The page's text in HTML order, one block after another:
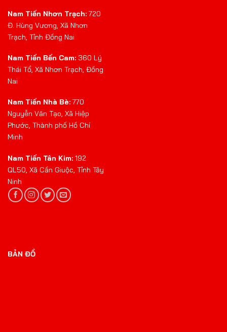
Nam Tiến Nhơn Trạch: 720
Đ. Hùng Vương, Xã Nhơn
Trạch, Tỉnh Đồng Nai
Nam Tiến Bến Cam: 360 Lý
Thái Tổ, Xã Nhơn Trạch, Đồng
Nai
Nam Tiến Nhà Bè: 770
Nguyễn Văn Tạo, Xã Hiệp
Phước, Thành phố Hồ Chí
Minh
Nam Tiến Tân Kim: 192
QL50, Xã Cần Giuộc, Tỉnh Tây
Ninh
BẢN ĐỒ